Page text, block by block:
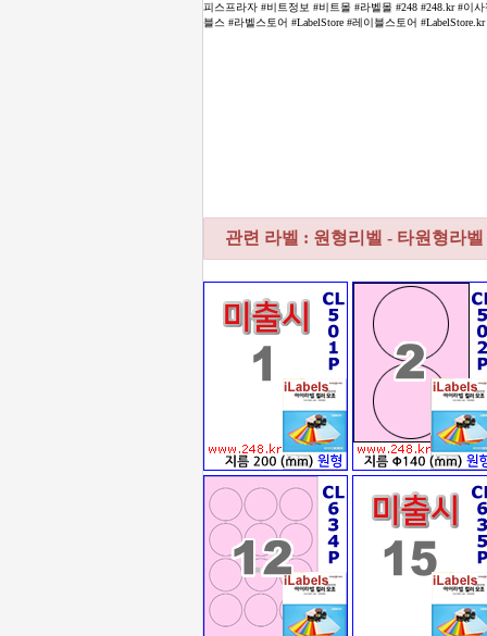
피스프라자 #비트정보 #비트몰 #라벨몰 #248 #248.kr #이
블스 #라벨스토어 #LabelStore #레이블스토어 #LabelStore.kr
관련 라벨 : 원형리벨 - 타원형라벨